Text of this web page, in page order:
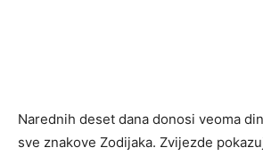
Narednih deset dana donosi veoma
sve znakove Zodijaka. Zvijezde